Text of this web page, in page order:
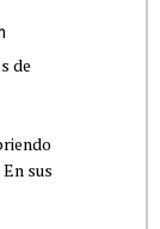
de
sus